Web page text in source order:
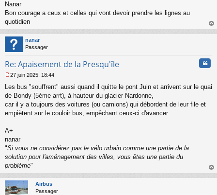
u
Nanar
Bon courage a ceux et celles qui vont devoir prendre les lignes au
quotidien
au
nanar
Passager
Re: Apaisement de la Presqu'île
e
s
s
g
n
o
n
u
27 juin 2025, 18:44
Les bus "souffrent" aussi quand il quitte le pont Juin et arrivent sur le quai
de Bondy (5ème arrt), à hauteur du glacier Nardonne,
car il y a toujours des voitures (ou camions) qui débordent de leur file et
empiètent sur le couloir bus, empêchant ceux-ci d'avancer.
A+
nanar
"Si vous ne considérez pas le vélo urbain comme une partie de la
solution pour l'aménagement des villes, vous êtes une partie du
problème"
au
Airbus
Passager